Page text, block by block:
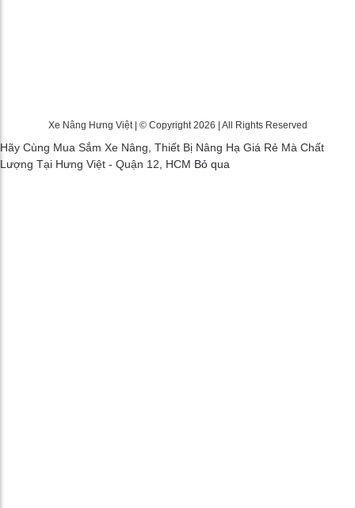
Xe Nâng Hưng Việt | © Copyright 2026 | All Rights Reserved
Hãy Cùng Mua Sắm Xe Nâng, Thiết Bị Nâng Hạ Giá Rẻ Mà Chất
Lượng Tại Hưng Việt - Quận 12, HCM Bỏ qua